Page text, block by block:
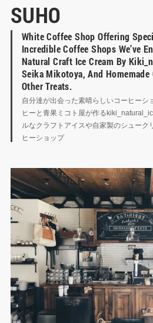
HAPPY
SUHO
White Coffee Shop Offering
Incredible Coffee Shops We’ve
Natural Craft Ice Cream By
Seika Mikotoya, And Homemade
Other Treats.
自分達が出会った素晴らしいコーヒーシ
ヒーと青果ミコト屋が作る
ルなクラフトアイスや自家製のシューク
ヒーショップ